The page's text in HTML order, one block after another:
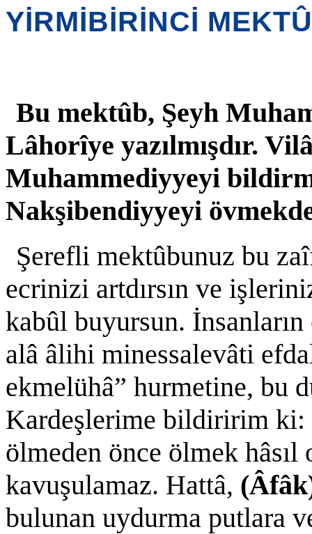
YİRMİBİRİNCİ
Bu mektûb, Şeyh
Lâhorîye yazılmışdır.
Muhammediyyeyi
Nakşibendiyyeyi
Şerefli mektûbunuz bu
ecrinizi artdırsın ve
kabûl buyursun.
alâ âlihi minessalevâti
ekmelühâ” hurmetine, bu
Kardeşlerime bildiririm ki:
ölmeden önce ölmek
kavuşulamaz. Hattâ,
bulunan uydurma putlara